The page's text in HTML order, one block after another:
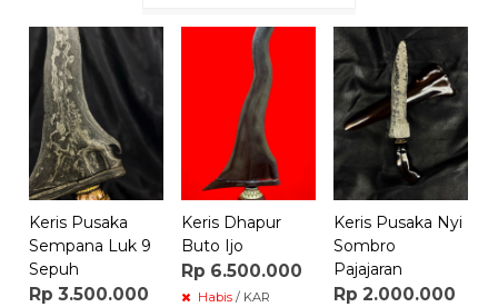
Keris Pusaka
Sempana Luk 9
Sepuh
Rp 3.500.000
Keris Dhapur
Buto Ijo
Rp 6.500.000
Habis / KAR
Keris Pusaka Nyi
Sombro
Pajajaran
Rp 2.000.000